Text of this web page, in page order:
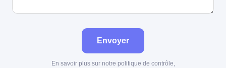
Envoyer
En savoir plus sur notre politique de contrôle,